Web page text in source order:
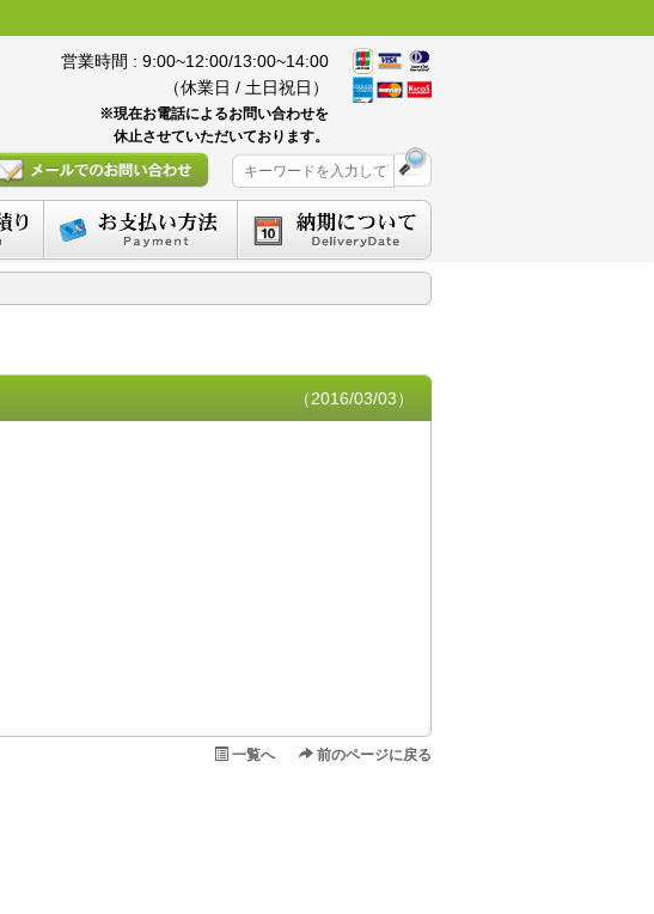
営業時間 : 9:00~12:00/13:00~14:00
（休業日 / 土日祝日）
※現在お電話によるお問い合わせを
休止させていただいております。
（2016/03/03）
一覧へ 前のページに戻る